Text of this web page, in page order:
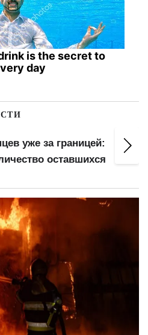
is the secret to
day
уже за границей:
оставшихся